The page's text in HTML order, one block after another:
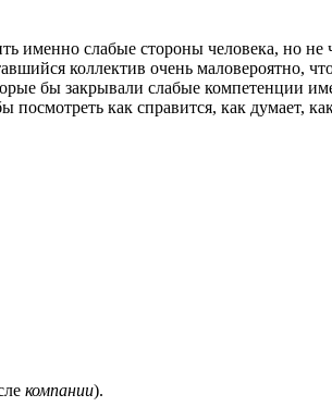
именно слабые стороны человека, но не
коллектив очень маловероятно,
бы закрывали слабые компетенции
как справится, как думает,
компании).